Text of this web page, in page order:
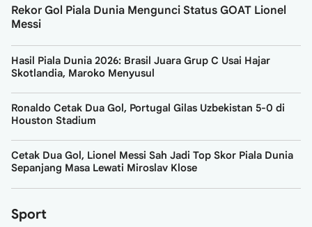
Rekor Gol Piala Dunia Mengunci Status GOAT Lionel
Messi
Hasil Piala Dunia 2026: Brasil Juara Grup C Usai Hajar
Skotlandia, Maroko Menyusul
Ronaldo Cetak Dua Gol, Portugal Gilas Uzbekistan 5-0 di
Houston Stadium
Cetak Dua Gol, Lionel Messi Sah Jadi Top Skor Piala Dunia
Sepanjang Masa Lewati Miroslav Klose
Sport